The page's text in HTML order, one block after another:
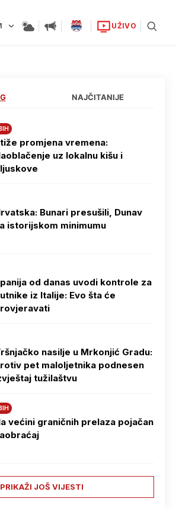
UŽIVO
NAJČITANIJE
promjena vremena:
uz lokalnu kišu i
Bunari presušili, Dunav
istorijskom minimumu
od danas uvodi kontrole za
iz Italije: Evo šta će
nasilje u Mrkonjić Gradu:
pet maloljetnika podnesen
tužilaštvu
većini graničnih prelaza pojačan
PRIKAŽI JOŠ VIJESTI